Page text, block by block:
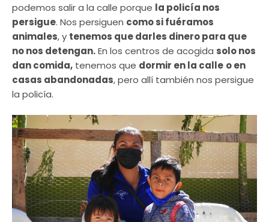
podemos salir a la calle porque la policía nos
persigue. Nos persiguen como si fuéramos
animales, y tenemos que darles dinero para que
no nos detengan.En los centros de acogida solo nos
dan comida, tenemos que dormir en la calle o en
casas abandonadas, pero allí también nos persigue
la policía.